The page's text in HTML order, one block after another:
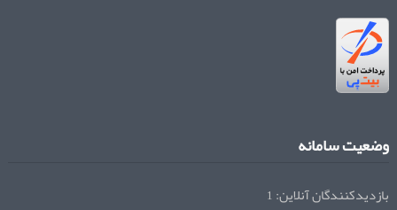
وضعیت سامانه
بازدیدکنندگان آنلاین:1